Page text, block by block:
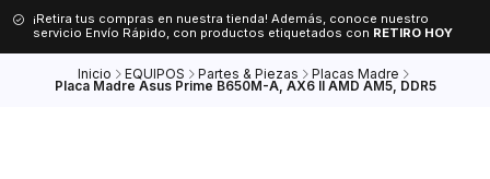
¡Retira tus compras en nuestra tienda! Además, conoce nuestro
servicio Envío Rápido, con productos etiquetados con RETIRO HOY
Inicio EQUIPOS Partes & Piezas Placas Madre
Placa Madre Asus Prime B650M-A, AX6 II AMD AM5, DDR5